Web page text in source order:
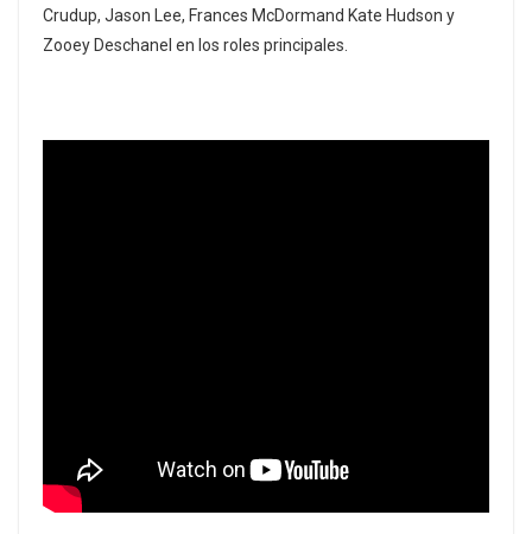
Crudup, Jason Lee, Frances McDormand Kate Hudson y
Zooey Deschanel en los roles principales.